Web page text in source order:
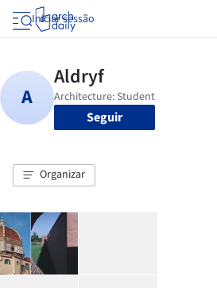
Iniciar sessão
Seguir
Organizar